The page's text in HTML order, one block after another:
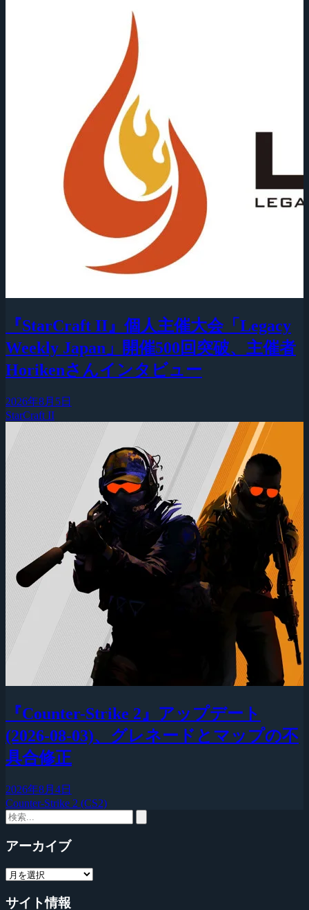
『StarCraft II』個人主催大会「Legacy
Weekly Japan」開催500回突破、主催者
Horikenさんインタビュー
2026年8月5日
StarCraft II
『Counter-Strike 2』アップデート
(2026-08-03)、グレネードとマップの不
具合修正
2026年8月4日
Counter-Strike 2 (CS2)
アーカイブ
サイト情報